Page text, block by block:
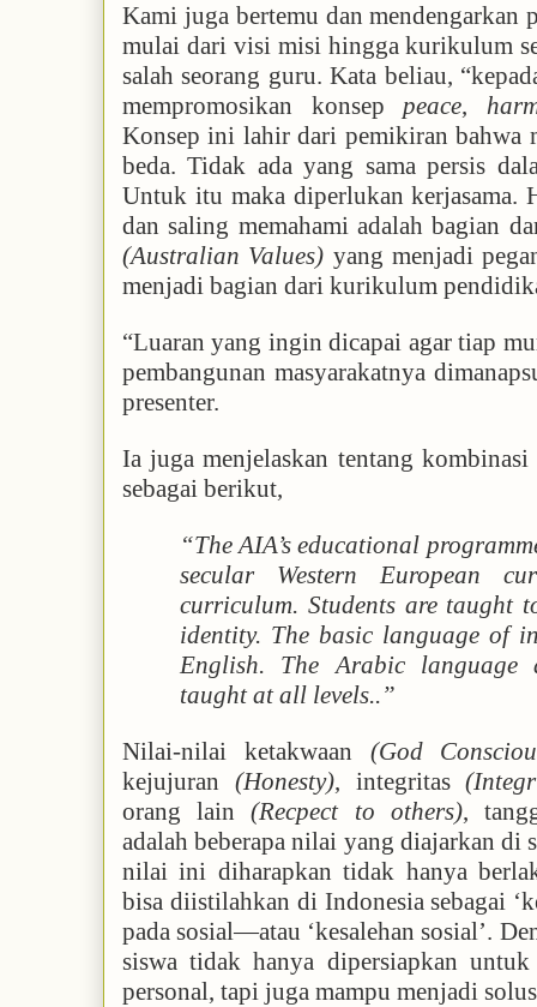
Kami juga bertemu dan mendengarkan
mulai dari visi misi hingga kurikulum
salah seorang guru. Kata beliau,
mempromosikan konseppeace,
Konsep ini lahir dari pemikiran bahwa
beda. Tidak ada yang sama persis
Untuk itu maka diperlukan kerjasama.
dan saling memahami adalah bagian
(Australian Values) yang menjadi
menjadi bagian dari kurikulum
“Luaran yang ingin dicapai agar tiap
pembangunan masyarakatnya
presenter.
Ia juga menjelaskan tentang
sebagai berikut,
“The AIA’s educational
secular Western European
curriculum. Students are taught
identity. The basic language of
English. The Arabic language
taught at all levels..”
Nilai-nilai ketakwaan (God
kejujuran (Honesty), integritas
orang lain(Recpect to others),
adalah beberapa nilai yang diajarkan di
nilai ini diharapkan tidak hanya
bisa diistilahkan di Indonesia sebagai
pada sosial—atau ‘kesalehan sosial’.
siswa tidak hanya dipersiapkan
personal, tapi juga mampu menjadi